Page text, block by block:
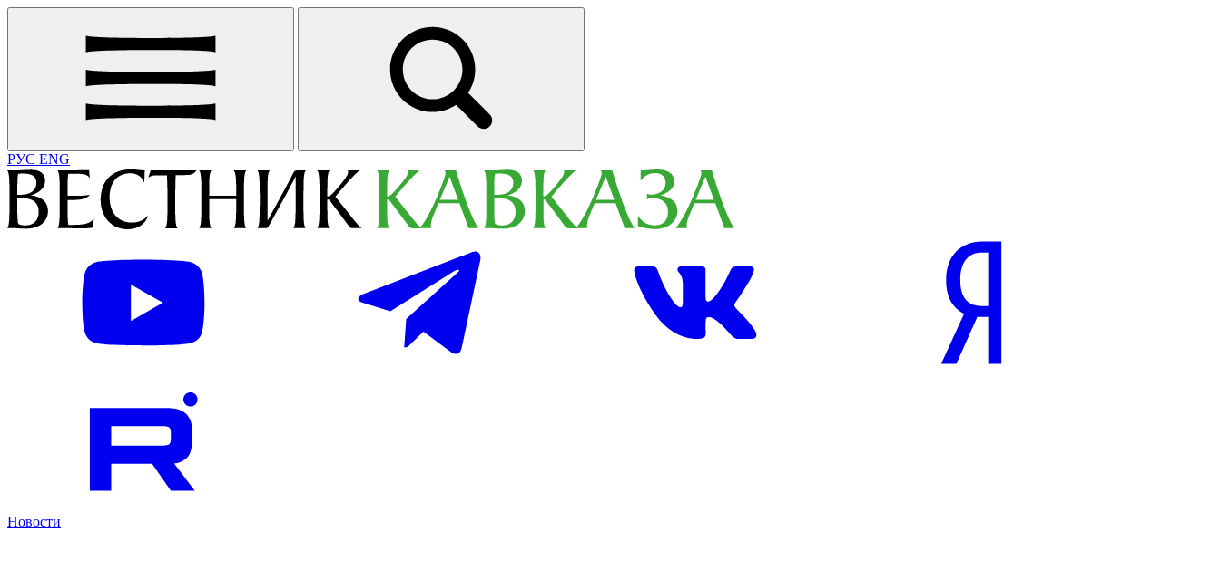
РУС ENG
Новости